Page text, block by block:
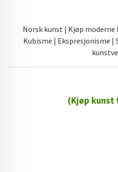
Norsk kunst | Kjøp
Kubisme | Ekspresjonisme
(Kjøp kunst